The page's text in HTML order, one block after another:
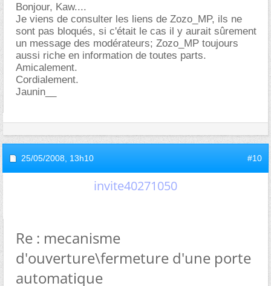
Bonjour, Kaw....
Je viens de consulter les liens de Zozo_MP, ils ne
sont pas bloqués, si c'était le cas il y aurait sûrement
un message des modérateurs; Zozo_MP toujours
aussi riche en information de toutes parts.
Amicalement.
Cordialement.
Jaunin__
25/05/2008, 13h10 #10
invite40271050
Re : mecanisme
d'ouverture\fermeture d'une porte
automatique